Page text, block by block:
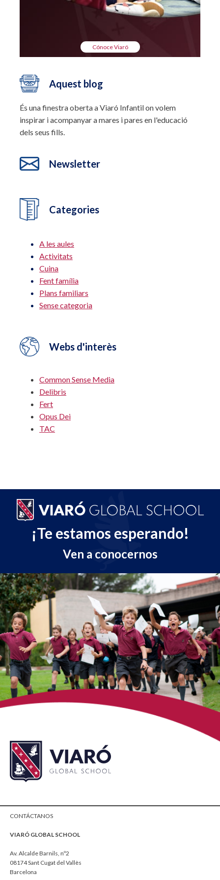
Cónoce Viaró
Aquest blog
És una finestra oberta a Viaró Infantil on volem
inspirar i acompanyar a mares i pares en l'educació
dels seus fills.
Newsletter
Categories
A les aules
Activitats
Cuina
Fent família
Plans familiars
Sense categoria
Webs d'interès
Common Sense Media
Delibris
Fert
Opus Dei
TAC
¡Te estamos esperando!
Ven a conocernos
CONTÁCTANOS
VIARÓ GLOBAL SCHOOL
Av. Alcalde Barnils, nº2
08174 Sant Cugat del Vallès
Barcelona